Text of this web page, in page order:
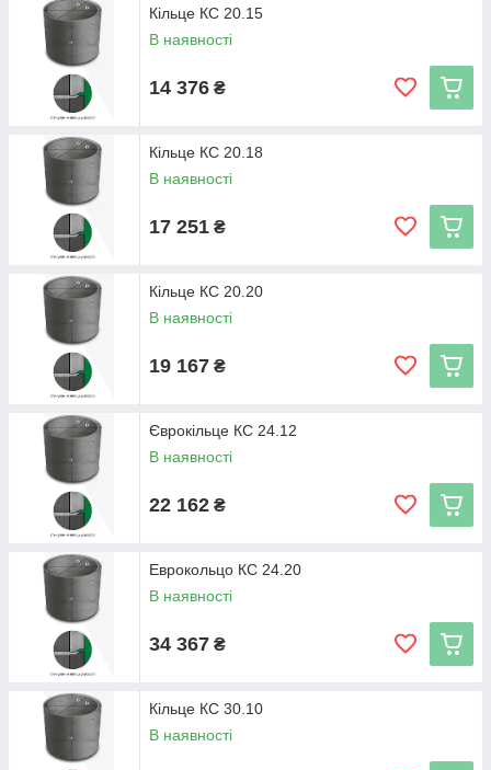
Кільце КС 20.15
В наявності
14 376 ₴
Кільце КС 20.18
В наявності
17 251 ₴
Кільце КС 20.20
В наявності
19 167 ₴
Єврокільце КС 24.12
В наявності
22 162 ₴
Еврокольцо КС 24.20
В наявності
34 367 ₴
Кільце КС 30.10
В наявності